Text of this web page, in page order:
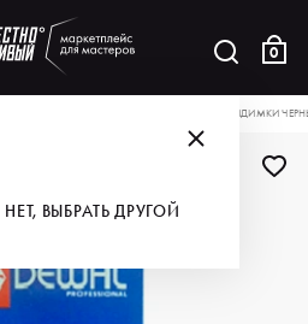
0
НЕТ, ВЫБРАТЬ ДРУГОЙ
DEWAL PRO НЕВИДИМКИ